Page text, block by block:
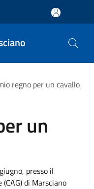
regno per un cavallo
un
presso il
di Marsciano